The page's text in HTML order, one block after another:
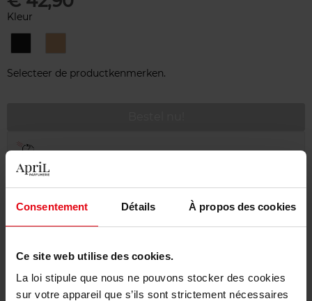
Consentement Détails À propos des cookies
Ce site web utilise des cookies.
La loi stipule que nous ne pouvons stocker des cookies
sur votre appareil que s’ils sont strictement nécessaires
Kleur
-
Noir
-
Brun
Selecteer de productkenmerken.
Gratis verpakking
Beschrijving